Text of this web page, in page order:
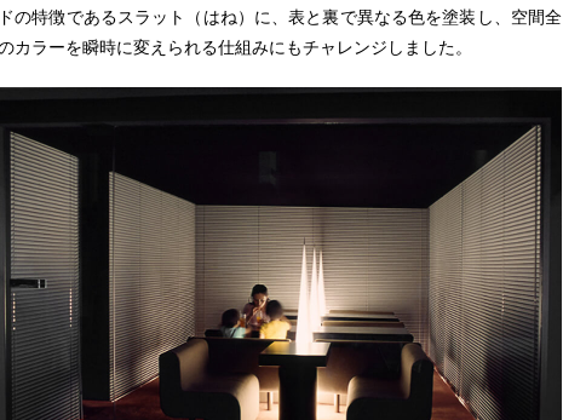
の特徴であるスラット（はね）に、表と裏で異なる色を塗装し、空間全
カラーを瞬時に変えられる仕組みにもチャレンジしました。